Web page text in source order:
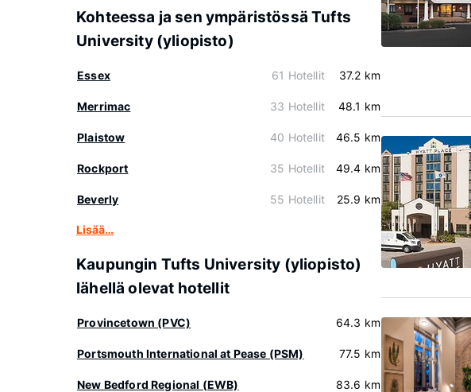
Kohteessa ja sen ympäristössä Tufts
University (yliopisto)
Essex 61 Hotellit 37.2 km
Merrimac 33 Hotellit 48.1 km
Plaistow 40 Hotellit 46.5 km
Rockport 35 Hotellit 49.4 km
Beverly 55 Hotellit 25.9 km
Lisää…
Kaupungin Tufts University (yliopisto)
lähellä olevat hotellit
Provincetown (PVC) 64.3 km
Portsmouth International at Pease (PSM) 77.5 km
New Bedford Regional (EWB) 83.6 km